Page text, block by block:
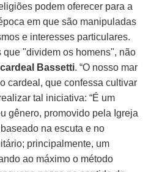
podem oferecer para a
em que são manipuladas
e interesses particulares.
que "dividem os homens", não
cardeal Bassetti. “O nosso mar
cardeal, que confessa cultivar
tal iniciativa: “É um
gênero, promovido pela Igreja
na escuta e no
principalmente, um
ao máximo o método